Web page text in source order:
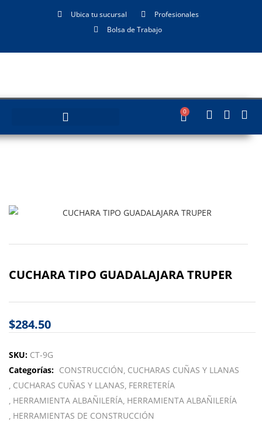
Ubica tu sucursal
Profesionales
Bolsa de Trabajo
0
CUCHARA TIPO GUADALAJARA TRUPER
$284.50
SKU: CT-9G
Categorías: CONSTRUCCIÓN CUCHARAS CUÑAS Y LLANAS
CUCHARAS CUÑAS Y LLANAS FERRETERÍA
HERRAMIENTA ALBAÑILERÍA HERRAMIENTA ALBAÑILERÍA
HERRAMIENTAS DE CONSTRUCCIÓN